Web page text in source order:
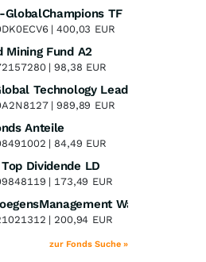
GlobalChampions TF
|400,03 EUR
Mining Fund A2
|98,38 EUR
|989,89 EUR
Anteile
| 84,49 EUR
Dividende LD
| 173,49 EUR
| 200,94 EUR
zur Fonds Suche »